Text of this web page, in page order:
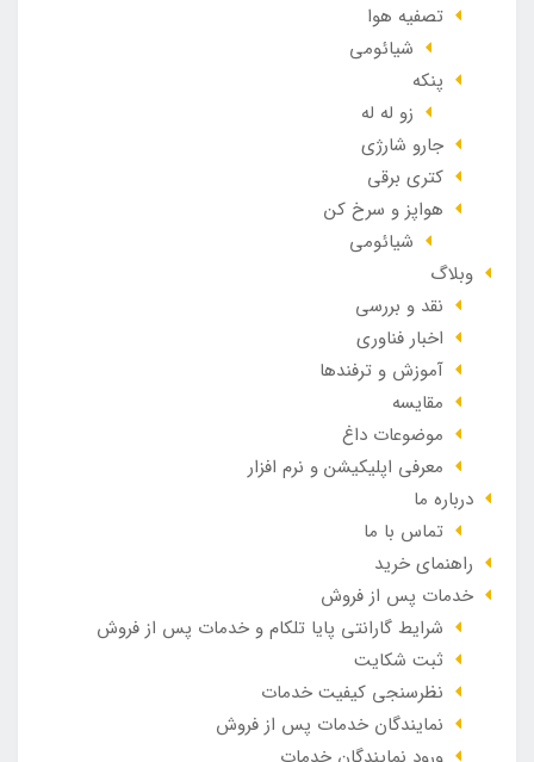
تصفیه هوا
شیائومی
پنکه
زو له له
جارو شارژی
کتری برقی
هواپز و سرخ کن
شیائومی
وبلاگ
نقد و بررسی
اخبار فناوری
آموزش و ترفندها
مقایسه
موضوعات داغ
معرفی اپلیکیشن و نرم افزار
درباره ما
تماس با ما
راهنمای خرید
خدمات پس از فروش
شرایط گارانتی پایا تلکام و خدمات پس از فروش
ثبت شکایت
نظرسنجی کیفیت خدمات
نمایندگان خدمات پس از فروش